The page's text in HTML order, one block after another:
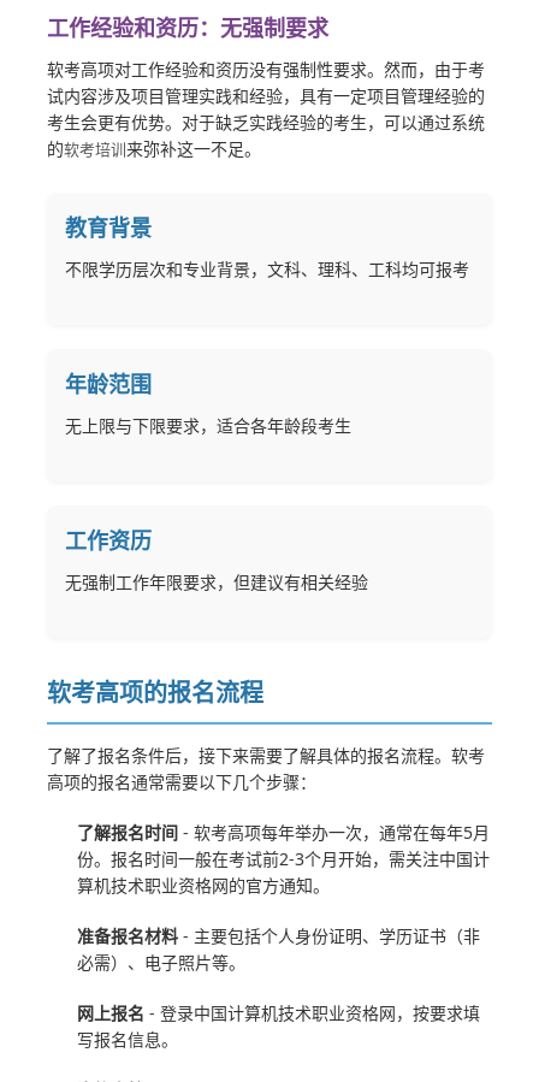
工作经验和资历：无强制要求
软考高项对工作经验和资历没有强制性要求。然而，由于考
试内容涉及项目管理实践和经验，具有一定项目管理经验的
考生会更有优势。对于缺乏实践经验的考生，可以通过系统
的软考培训来弥补这一不足。
教育背景
不限学历层次和专业背景，文科、理科、工科均可报考
年龄范围
无上限与下限要求，适合各年龄段考生
工作资历
无强制工作年限要求，但建议有相关经验
软考高项的报名流程
了解了报名条件后，接下来需要了解具体的报名流程。软考
高项的报名通常需要以下几个步骤：
了解报名时间- 软考高项每年举办一次，通常在每年5月
份。报名时间一般在考试前2-3个月开始，需关注中国计
算机技术职业资格网的官方通知。
准备报名材料- 主要包括个人身份证明、学历证书（非
必需）、电子照片等。
网上报名 - 登录中国计算机技术职业资格网，按要求填
写报名信息。